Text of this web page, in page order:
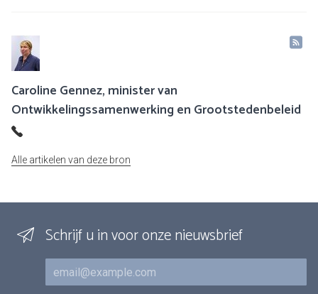
Caroline Gennez, minister van
Ontwikkelingssamenwerking en Grootstedenbeleid
Alle artikelen van deze bron
Schrijf u in voor onze nieuwsbrief
E-mail